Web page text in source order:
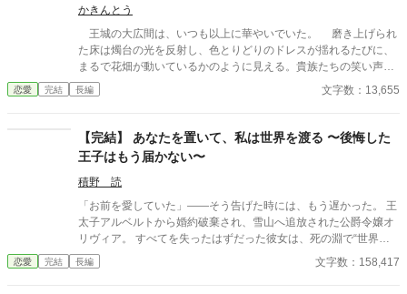
耳を持たず挙句の果てには私がいじめてくるだなんだ言って王太
子に泣きついた。 なんと王太子は彼女の言葉を全て鵜呑みにして
私を悪女に仕立て上げ国外追放をいい渡す。 はぁ〜、一体誰の悪
知恵なんだか？ まぁいいわ。 国外追放喜んでお受けいたします。
けれどどうかお忘れにならないでくださいな？ 全ての責はあなた
にあると言うことを。 後悔しても知りませんわよ。 そう言い残し
かきんとう
王城の大広間は、いつも以上に華やいでいた。 磨き上げられ
た床は燭台の光を反射し、色とりどりのドレスが揺れるたびに、
まるで花畑が動いているかのように見える。貴族たちの笑い声、
楽団の優雅な旋律、そして、ひそやかな噂話が、空気を満たして
いた。 その中心に、私は立っていた。 ――今日、この瞬間の
た私の名に、ざわめきがぴたりと止む。
恋愛 完結 長編 文字数：13,655
【完結】 あなたを置いて、私は世界を渡る 〜後悔した
王子はもう届かない〜
積野 読
「お前を愛していた」――そう告げた時には、もう遅かった。 王
太子アルベルトから婚約破棄され、雪山へ追放された公爵令嬢オ
リヴィア。 すべてを失ったはずだった彼女は、死の淵で“世界の
境界”に触れてしまう。 気がつけば、そこは別の歴史を辿る異
界。 そこで彼女は、新たな“悪役令嬢”として破滅を待つ少女と出
恋愛 完結 長編 文字数：158,417